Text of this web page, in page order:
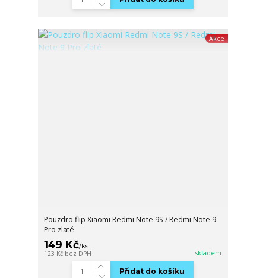
Akce
Pouzdro flip Xiaomi Redmi Note 9S / Redmi Note 9
Pro zlaté
149 Kč/ks
123 Kč bez DPH skladem
Přidat do košíku